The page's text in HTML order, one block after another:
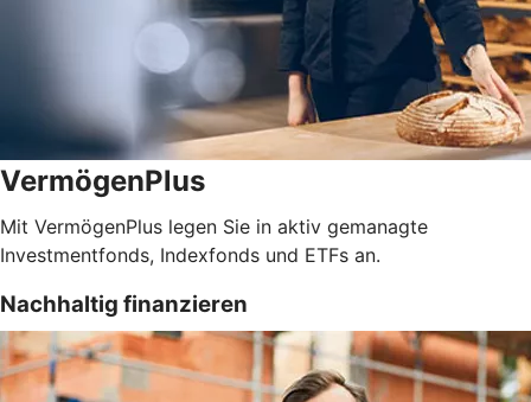
VermögenPlus
Mit VermögenPlus legen Sie in aktiv gemanagte
Investmentfonds, Indexfonds und ETFs an.
Nachhaltig finanzieren